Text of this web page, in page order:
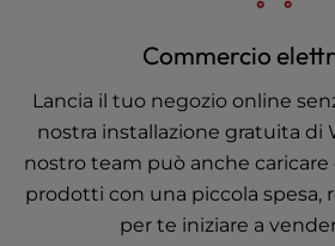
Commercio
Lancia il tuo negozio online
nostra installazione gratuita di
nostro team può anche
prodotti con una piccola spesa,
per te iniziare a